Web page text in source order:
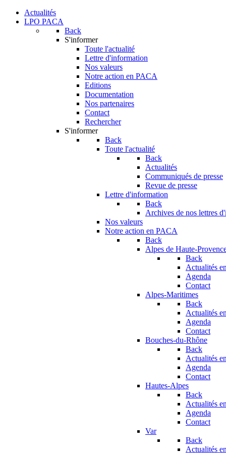
Actualités
LPO PACA
Back
S'informer
Toute l'actualité
Lettre d'information
Nos valeurs
Notre action en PACA
Editions
Documentation
Nos partenaires
Contact
Rechercher
S'informer
Back
Toute l'actualité
Back
Actualités
Communiqués de presse
Revue de presse
Lettre d'information
Back
Archives de nos lettres
Nos valeurs
Notre action en PACA
Back
Alpes de Haute-
Back
Actualités
Agenda
Contact
Alpes-Maritimes
Back
Actualités
Agenda
Contact
Bouches-du-Rhône
Back
Actualités
Agenda
Contact
Hautes-Alpes
Back
Actualités
Agenda
Contact
Var
Back
Actualités